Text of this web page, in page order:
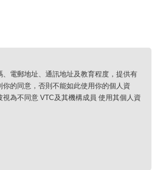
電郵地址、通訊地址及教育程度，提供有
的同意，否則不能如此使用你的個人資
為不同意 VTC及其機構成員 使用其個人資